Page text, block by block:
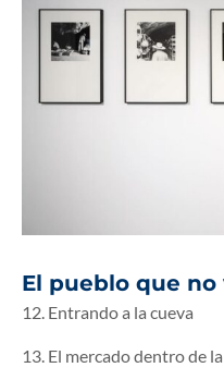
El pueblo que
12. Entrando a la cueva
13. El mercado dentro de